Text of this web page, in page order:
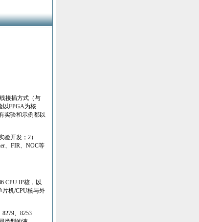
接插方式（与
以FPGA为核
实验和示例都以
验开发； 2）
、 FIR、 NOC等
CPU IP核，以
片机/CPU核与外
8279、 8253